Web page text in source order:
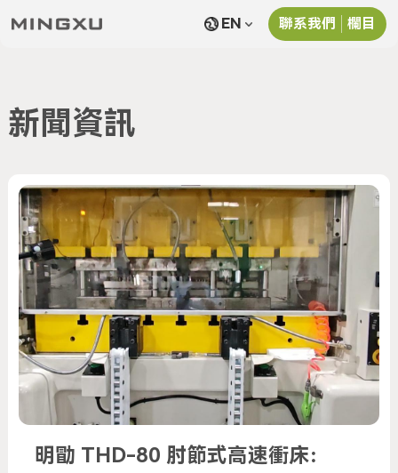
EN 聯系我們 欄目
開閉
首頁
產品特性
新聞資訊
聯系我們
服務條款
新聞資訊
明勖 THD-80 肘節式高速衝床：